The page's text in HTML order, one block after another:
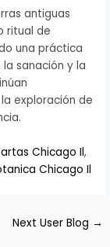
antiguas
ritual de
una práctica
sanación y la
exploración de
Chicago Il,
Chicago Il
Next User Blog →